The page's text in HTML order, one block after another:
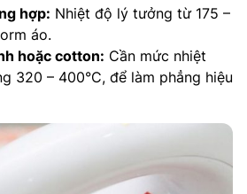
hợp: Nhiệt độ lý tưởng từ 175 –
áo.
hoặc cotton: Cần mức nhiệt
320 – 400°C, để làm phẳng hiệu